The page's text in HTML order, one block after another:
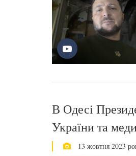
В Одесі
України та
13 жовтня 2023